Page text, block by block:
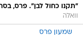
"תקנו כחול לבן". פרס,
וואלה
שמעון פרס